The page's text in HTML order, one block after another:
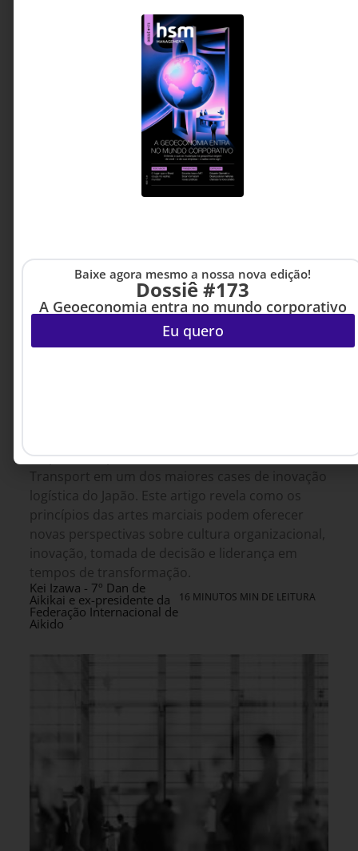
ORGANIZACIONAL,INOVAÇÃO &
14 DE JULHO DE 2026 18H00
responsável por transformar a Yamato
Transport em um dos maiores cases de inovação
logística do Japão. Este artigo revela como os
princípios das artes marciais podem oferecer
novas perspectivas sobre cultura organizacional,
inovação, tomada de decisão e liderança em
tempos de transformação.
Kei Izawa - 7º Dan de
Aikikai e ex-presidente da
Federação Internacional de
Aikido
16 MINUTOS MIN DE LEITURA
Baixe agora mesmo a nossa nova edição!
Dossiê #173
A Geoeconomia entra no mundo corporativo
Eu quero